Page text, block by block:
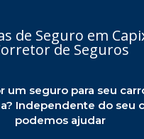
de Seguro em
de Seguros
um seguro para seu
Independente do seu
podemos ajudar